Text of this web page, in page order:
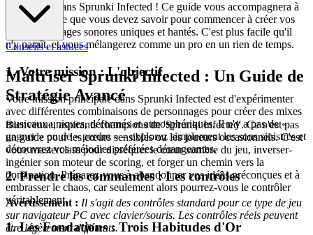
Bienvenue dans Sprunki Infected ! Ce guide vous accompagnera à
travers tout ce que vous devez savoir pour commencer à créer vos
propres paysages sonores uniques et hantés. C'est plus facile qu'il
n'y paraît, et vous mélangerez comme un pro en un rien de temps.
1. Votre mission : L'objectif
Votre mission principale dans Sprunki Infected est d'expérimenter
avec différentes combinaisons de personnages pour créer des mixes
musicaux uniques, déformés et atmosphériques. Il n'y a pas de «
gagner » ou de « perdre » – explorez simplement les sons sinistres et
découvrez vos mélodies préférées dérangeantes.
2. Prendre les commandes : Les contrôles
Avertissement : Il s'agit des contrôles standard pour ce type de jeu
sur navigateur PC avec clavier/souris. Les contrôles réels peuvent
être légèrement différents.
Conseils et astuces
Maîtriser Sprunki Infected : Un Guide de
Stratégie Avancé
Bienvenue, aspirants champions de 'Sprunki Infected'. Ce n'est pas
un guide pour les cœurs sensibles ou les joueurs occasionnels. C'est
votre masterclass pour disséquer le cœur sombre du jeu, inverser-
ingénier son moteur de scoring, et forger un chemin vers la
domination. Préparez-vous à abandonner vos idées préconçues et à
embrasser le chaos, car seulement alors pourrez-vous le contrôler
véritablement.
1. Les Fondations : Trois Habitudes d'Or